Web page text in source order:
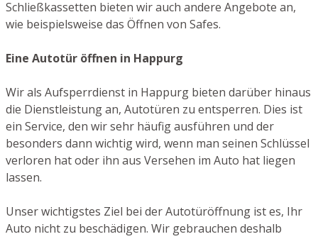
Schließkassetten bieten wir auch andere Angebote an,
wie beispielsweise das Öffnen von Safes.
Eine Autotür öffnen in Happurg
Wir als Aufsperrdienst in Happurg bieten darüber hinaus
die Dienstleistung an, Autotüren zu entsperren. Dies ist
ein Service, den wir sehr häufig ausführen und der
besonders dann wichtig wird, wenn man seinen Schlüssel
verloren hat oder ihn aus Versehen im Auto hat liegen
lassen.
Unser wichtigstes Ziel bei der Autotüröffnung ist es, Ihr
Auto nicht zu beschädigen. Wir gebrauchen deshalb